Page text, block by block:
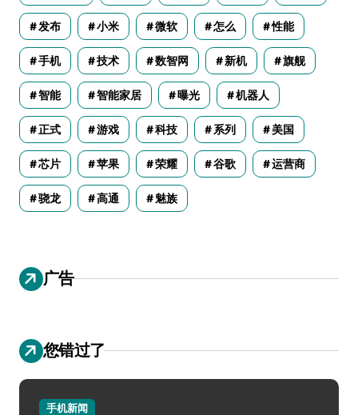
发布 小米 微软 怎么 性能
手机 技术 数智网 新机 旗舰
智能 智能家居 曝光 机器人
正式 游戏 科技 系列 美国
芯片 苹果 荣耀 谷歌 运营商
骁龙 高通 魅族
广告
您错过了
手机新闻